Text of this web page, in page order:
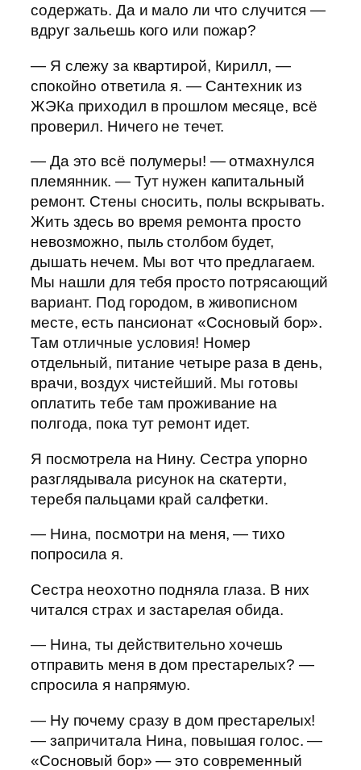
содержать. Да и мало ли что случится —
вдруг зальешь кого или пожар?
— Я слежу за квартирой, Кирилл, —
спокойно ответила я. — Сантехник из
ЖЭКа приходил в прошлом месяце, всё
проверил. Ничего не течет.
— Да это всё полумеры! — отмахнулся
племянник. — Тут нужен капитальный
ремонт. Стены сносить, полы вскрывать.
Жить здесь во время ремонта просто
невозможно, пыль столбом будет,
дышать нечем. Мы вот что предлагаем.
Мы нашли для тебя просто потрясающий
вариант. Под городом, в живописном
месте, есть пансионат «Сосновый бор».
Там отличные условия! Номер
отдельный, питание четыре раза в день,
врачи, воздух чистейший. Мы готовы
оплатить тебе там проживание на
полгода, пока тут ремонт идет.
Я посмотрела на Нину. Сестра упорно
разглядывала рисунок на скатерти,
теребя пальцами край салфетки.
— Нина, посмотри на меня, — тихо
попросила я.
Сестра неохотно подняла глаза. В них
читался страх и застарелая обида.
— Нина, ты действительно хочешь
отправить меня в дом престарелых? —
спросила я напрямую.
— Ну почему сразу в дом престарелых!
— запричитала Нина, повышая голос. —
«Сосновый бор» — это современный